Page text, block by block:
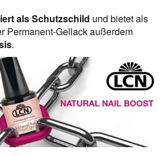
als Schutzschild und bietet als
Permanent-Gellack außerdem
.